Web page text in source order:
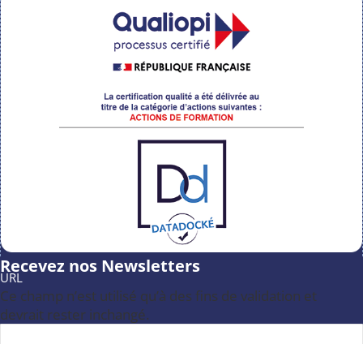
Recevez nos Newsletters
URL
Ce champ n’est utilisé qu’à des fins de validation et
devrait rester inchangé.